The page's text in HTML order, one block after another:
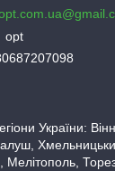
України: